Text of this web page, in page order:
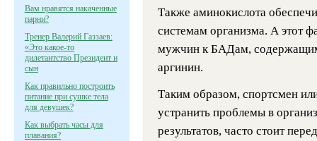
Вам нравятся накаченные
парни?
Тренер Валерий Газзаев:
«Это какое-то
дилетантство Президент и
сын
Как правильно построить
питание при сушке тела
для девушек?
Как выбрать часы для
плавания?
Также аминокислота
системам организма. А этот
мужчин к БАДам,
аргинин.
Таким образом, спортсмен
устранить проблемы в
результатов, часто стоит